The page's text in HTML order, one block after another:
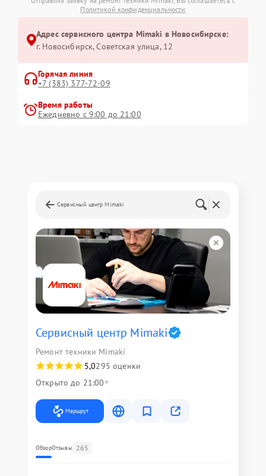
Политикой конфиденциальности
Адрес сервисного центра Mimaki в Новосибирске:
г. Новосибирск, Советская улица, 12
Горячая линия
+7 (383) 377-72-09
Время работы
Ежедневно с 9:00 до 21:00
Сервисный центр Mimaki
Сервисный центр Mimaki
Ремонт техники Mimaki
5,0295 оценки
Открыто до 21:00
Маршрут
ОбзорОтзывы 265